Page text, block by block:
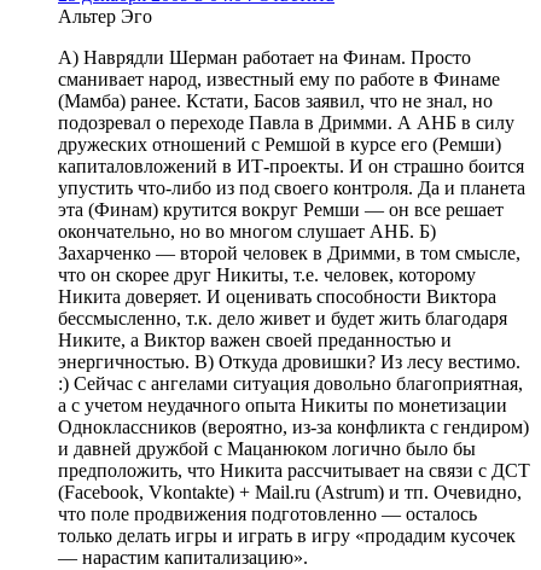
Альтер Эго
А) Наврядли Шерман работает на Финам. Просто
сманивает народ, известный ему по работе в Финаме
(Мамба) ранее. Кстати, Басов заявил, что не знал, но
подозревал о переходе Павла в Дримми. А АНБ в силу
дружеских отношений с Ремшой в курсе его (Ремши)
капиталовложений в ИТ-проекты. И он страшно боится
упустить что-либо из под своего контроля. Да и планета
эта (Финам) крутится вокруг Ремши — он все решает
окончательно, но во многом слушает АНБ. Б)
Захарченко — второй человек в Дримми, в том смысле,
что он скорее друг Никиты, т.е. человек, которому
Никита доверяет. И оценивать способности Виктора
бессмысленно, т.к. дело живет и будет жить благодаря
Никите, а Виктор важен своей преданностью и
энергичностью. В) Откуда дровишки? Из лесу вестимо.
:) Сейчас с ангелами ситуация довольно благоприятная,
а с учетом неудачного опыта Никиты по монетизации
Одноклассников (вероятно, из-за конфликта с гендиром)
и давней дружбой с Мацанюком логично было бы
предположить, что Никита рассчитывает на связи с ДСT
(Facebook, Vkontakte) + Mail.ru (Astrum) и тп. Очевидно,
что поле продвижения подготовленно — осталось
только делать игры и играть в игру «продадим кусочек
— нарастим капитализацию».